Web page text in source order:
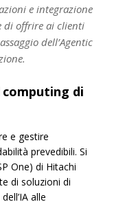
e integrazione
di offrire ai clienti
dell’Agentic
di
e gestire
prevedibili. Si
One) di Hitachi
di soluzioni di
alle